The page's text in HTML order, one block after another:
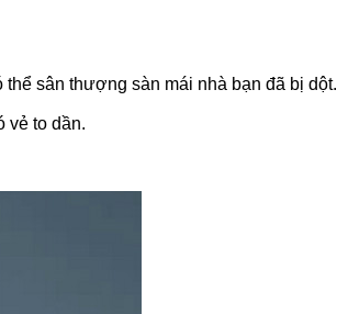
sân thượng sàn mái nhà bạn đã bị dột.
vẻ to dần.